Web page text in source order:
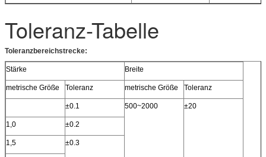
Toleranz-Tabelle
Toleranzbereichstrecke:
Stärke Breite
metrische Größe Toleranz metrische Größe Toleranz
±0.1 500~2000 ±20
1,0 ±0.2
1,5 ±0.3